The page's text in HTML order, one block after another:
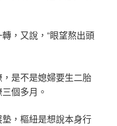
，又說，“眼望熬出頭
是不是媳婦要生二胎
個多月。
，樞紐是想說本身行